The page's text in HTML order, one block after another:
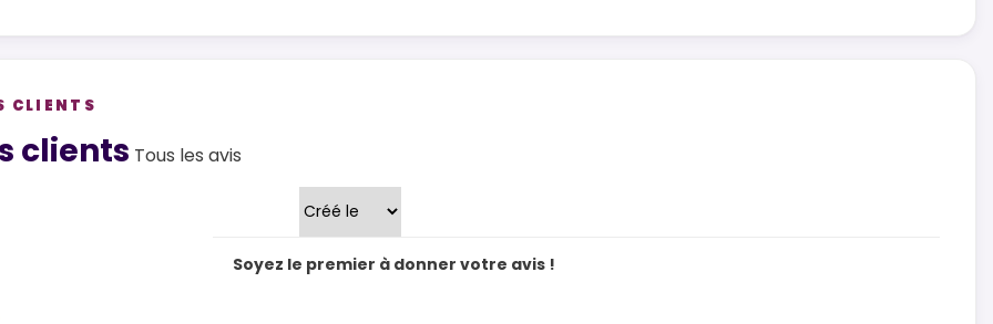
CLIENTS
clients Tous les avis
Soyez le premier à donner votre avis !